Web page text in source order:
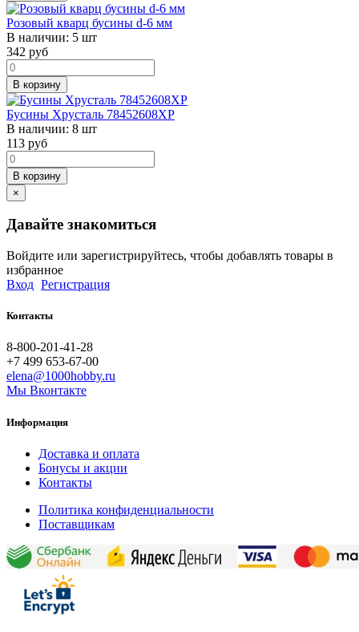
Розовый кварц бусины d-6 мм
В наличии: 5 шт
342 руб
В корзину
Бусины Хрусталь 78452608ХР
В наличии: 8 шт
113 руб
В корзину
×
Давайте знакомиться
Войдите или зарегистрируйтесь, чтобы добавлять товары в
избранное
Вход Регистрация
Контакты
8-800-201-41-28
+7 499 653-67-00
elena@1000hobby.ru
Мы Вконтакте
Информация
Доставка и оплата
Бонусы и акции
Контакты
Политика конфиденциальности
Поставщикам